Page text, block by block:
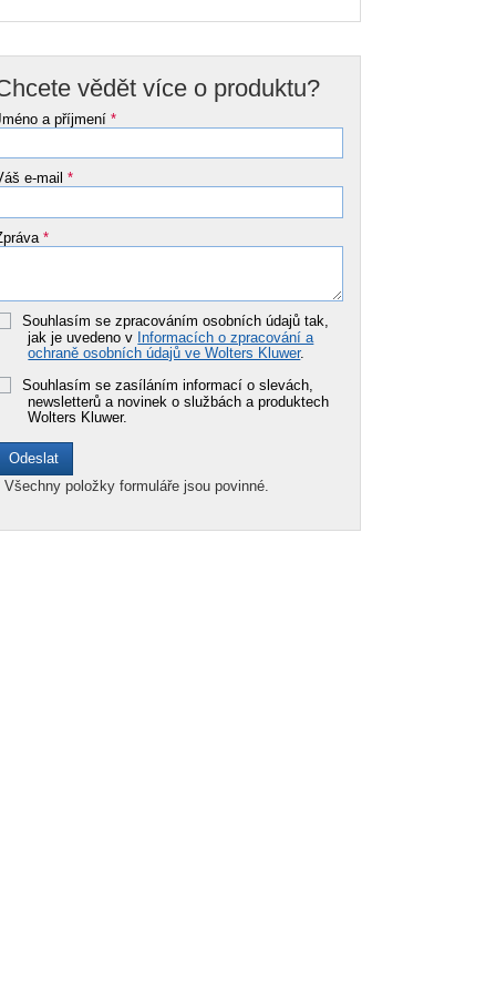
vědět více o produktu?
a příjmení*
e-mail*
*
Souhlasím se zpracováním osobních údajů tak,
jak je uvedeno v Informacích o zpracování a
ochraně osobních údajů ve Wolters Kluwer.
Souhlasím se zasíláním informací o slevách,
newsletterů a novinek o službách a produktech
Wolters Kluwer.
Všechny položky formuláře jsou povinné.